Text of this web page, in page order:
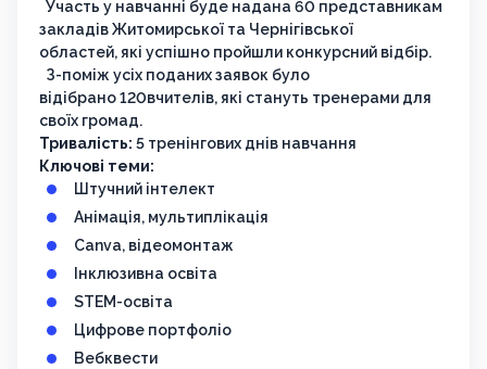
Участь у навчанні буде надана 60 представникам
закладів Житомирської та Чернігівської
областей, які успішно пройшли конкурсний відбір.
З-поміж усіх поданих заявок було
відібрано 120вчителів, які стануть тренерами для
своїх громад.
Тривалість: 5 тренінгових днів навчання
Ключові теми:
Штучний інтелект
Анімація, мультиплікація
Canva, відеомонтаж
Інклюзивна освіта
STEM-освіта
Цифрове портфоліо
Вебквести